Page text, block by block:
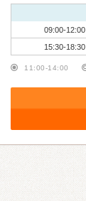
09:00-12:00
15:30-18:30
11:00-14:00